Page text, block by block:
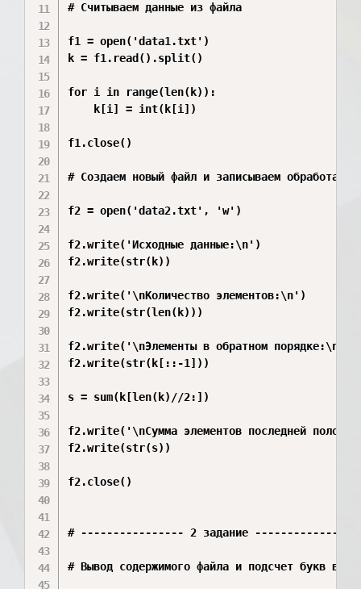
# Считываем данные из файла
f1 = open('data1.txt')
k = f1.read().split()
for i in range(len(k)):
    k[i] = int(k[i])
f1.close()
# Создаем новый файл и записываем
f2 = open('data2.txt', 'w')
f2.write('Исходные данные:\n')
f2.write(str(k))
f2.write('\nКоличество элементов:\n')
f2.write(str(len(k)))
f2.write('\nЭлементы в обратном порядке:\n')
f2.write(str(k[::-1]))
s = sum(k[len(k)//2:])
f2.write('\nСумма элементов последней
f2.write(str(s))
f2.close()
# ---------------- 2 задание ----------------
# Вывод содержимого файла и подсчет букв в